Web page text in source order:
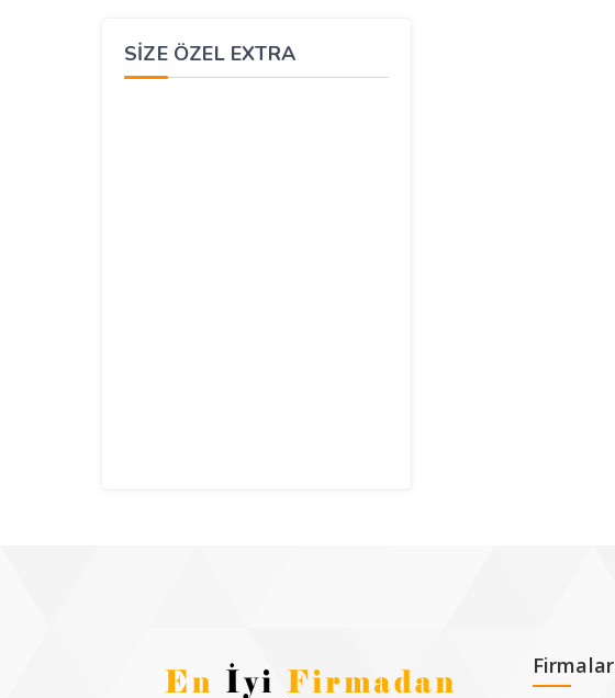
SIZE ÖZEL EXTRA
Firmalar